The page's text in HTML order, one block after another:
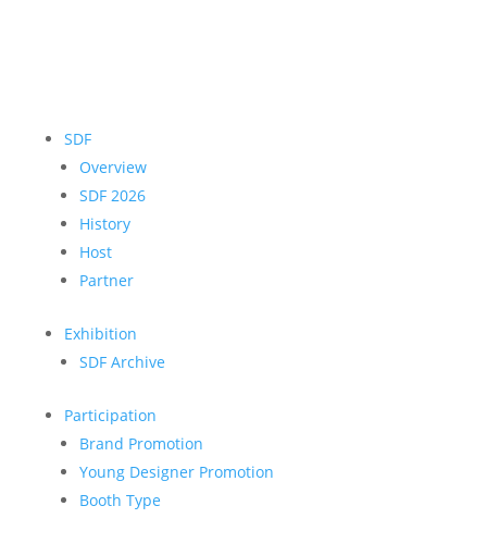
SDF
Overview
SDF 2026
History
Host
Partner
Exhibition
SDF Archive
Participation
Brand Promotion
Young Designer Promotion
Booth Type